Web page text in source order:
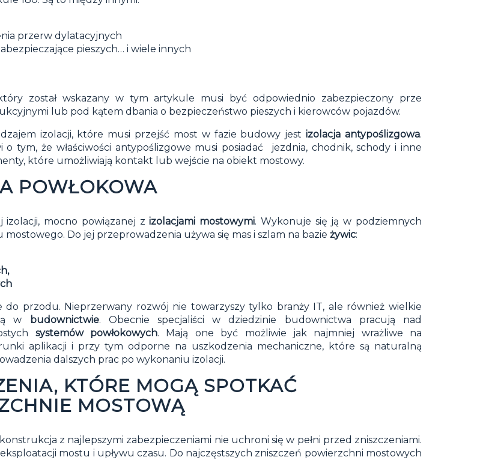
przerw dylatacyjnych
pieszych… i wiele innych
został wskazany w tym artykule musi być odpowiednio zabezpieczony prze
lub pod kątem dbania o bezpieczeństwo pieszych i kierowców pojazdów.
izolacji, które musi przejść most w fazie budowy jestizolacja antypoślizgowa.
o tym, że właściwości antypoślizgowe musi posiadać jezdnia, chodnik, schody i inne
które umożliwiają kontakt lub wejście na obiekt mostowy.
POWŁOKOWA
izolacji, mocno powiązanej z izolacjami mostowymi. Wykonuje się ją w podziemnych
mostowego. Do jej przeprowadzenia używa się mas i szlam na bazie żywic:
do przodu. Nieprzerwany rozwój nie towarzyszy tylko branży IT, ale również wielkie
w budownictwie. Obecnie specjaliści w dziedzinie budownictwa pracują nad
systemów powłokowych. Mają one być możliwie jak najmniej wrażliwe na
aplikacji i przy tym odporne na uszkodzenia mechaniczne, które są naturalną
dalszych prac po wykonaniu izolacji.
KTÓRE MOGĄ SPOTKAĆ
MOSTOWĄ
z najlepszymi zabezpieczeniami nie uchroni się w pełni przed zniszczeniami.
mostu i upływu czasu. Do najczęstszych zniszczeń powierzchni mostowych